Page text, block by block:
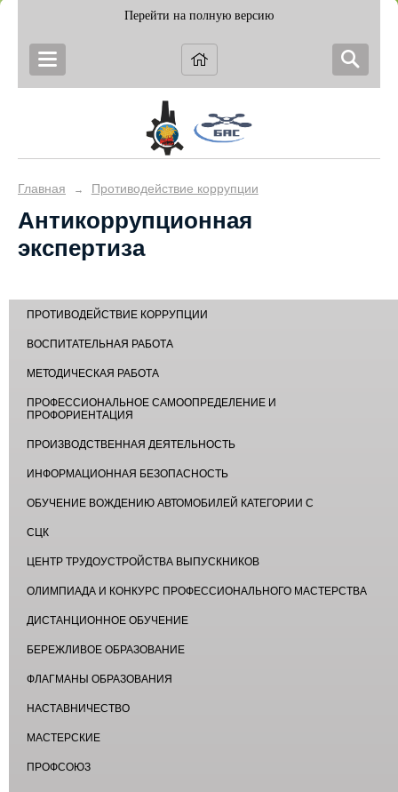
Перейти на полную версию
Главная → Противодействие коррупции
Антикоррупционная
экспертиза
ПРОТИВОДЕЙСТВИЕ КОРРУПЦИИ
ВОСПИТАТЕЛЬНАЯ РАБОТА
МЕТОДИЧЕСКАЯ РАБОТА
ПРОФЕССИОНАЛЬНОЕ САМООПРЕДЕЛЕНИЕ И
ПРОФОРИЕНТАЦИЯ
ПРОИЗВОДСТВЕННАЯ ДЕЯТЕЛЬНОСТЬ
ИНФОРМАЦИОННАЯ БЕЗОПАСНОСТЬ
ОБУЧЕНИЕ ВОЖДЕНИЮ АВТОМОБИЛЕЙ КАТЕГОРИИ С
СЦК
ЦЕНТР ТРУДОУСТРОЙСТВА ВЫПУСКНИКОВ
ОЛИМПИАДА И КОНКУРС ПРОФЕССИОНАЛЬНОГО МАСТЕРСТВА
ДИСТАНЦИОННОЕ ОБУЧЕНИЕ
БЕРЕЖЛИВОЕ ОБРАЗОВАНИЕ
ФЛАГМАНЫ ОБРАЗОВАНИЯ
НАСТАВНИЧЕСТВО
МАСТЕРСКИЕ
ПРОФСОЮЗ